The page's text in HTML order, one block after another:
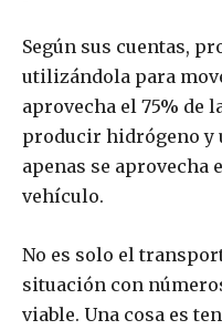
Según sus cuentas,
utilizándola para
aprovecha el 75% de
producir hidrógeno
apenas se aprovecha
vehículo.
No es solo el
situación con
viable. Una cosa es